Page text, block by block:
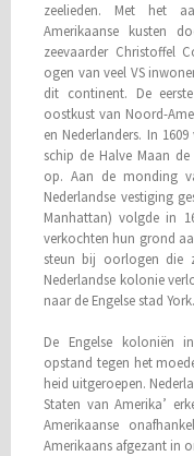
zeelieden. Met het
Amerikaanse kusten
zeevaarder Christoffel
ogen van veel VS
dit continent. De
oostkust van Noord-
en Nederlanders. In
schip de Halve Maan
op. Aan de monding
Nederlandse vestiging
Manhattan) volgde in
verkochten hun grond
steun bij oorlogen die
Nederlandse kolonie
naar de Engelse stad York.
De Engelse koloniën
opstand tegen het
heid uitgeroepen.
Staten van Amerika’
Amerikaanse
Amerikaans afgezant in